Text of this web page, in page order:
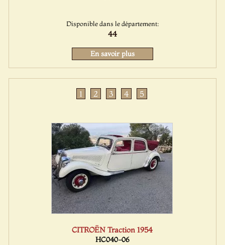
Disponible dans le département:
44
En savoir plus
1 2 3 4 5
CITROËN Traction 1954
HC040-06